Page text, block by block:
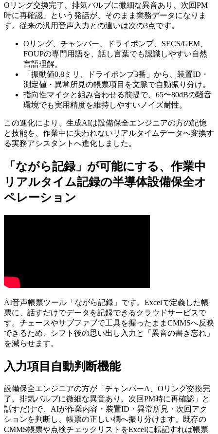
Oリング交換完了、排気バルブに微細な異音あり、次回PM
時に再確認」という発話が、そのまま業務データになりま
す。従来の汎用音声入力との違いは次の3点です。
Oリング、チャンバー、ドライポンプ、SECS/GEM、
FOUPの専門用語を、話し言葉でも認識しやすい自然
言語理解。
「振動値0.8ミリ、ドライポンプ3番」から、装置ID・
測定値・異常所見の帳票項目を文脈で自動振り分け。
指向性マイクと組み合わせる前提で、65〜80dBの騒音
環境でも実用精度を維持しやすいノイズ耐性。
この進化により、生成AIは設備保全エンジニアの方の記憶
と技能を、作業中に失われないリアルタイムデータへ変換す
る実務アシスタントへ進化しました。
「ながら記録」が可能にする、作業中
リアルタイム記録の半導体設備保全オ
ペレーション
AI音声帳票ツール「ながら記録」です。Excelで定義した帳
票に、話すだけでデータを記録できるクラウドサービスで
す。チェースやサブファブで工具を握ったままCMMSへ反映
できるため、シフト後の思い出し入力と「異音の書き忘れ」
を減らせます。
入力項目自動判断機能
設備保全エンジニアの方が「チャンバーA、Oリング交換完
了、排気バルブに微細な異音あり、次回PM時に再確認」と
話すだけで、AIが作業内容・装置ID・異常所見・次回アク
ションを判断し、帳票の正しい欄へ振り分けます。既存の
CMMS帳票や点検チェックリストをExcelに転記すれば帳票